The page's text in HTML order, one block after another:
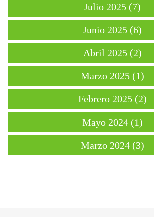
Julio 2025 (7)
Junio 2025 (6)
Abril 2025 (2)
Marzo 2025 (1)
Febrero 2025 (2)
Mayo 2024 (1)
Marzo 2024 (3)